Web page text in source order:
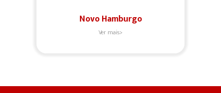
Novo Hamburgo
Ver mais>